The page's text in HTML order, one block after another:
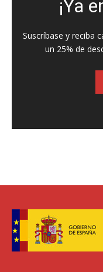
¡Ya
Suscríbase y reciba
un 25% de